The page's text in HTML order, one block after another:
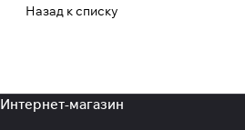
Назад к списку
Интернет-магазин